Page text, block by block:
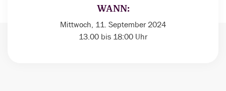
WANN:
Mittwoch, 11. September 2024
13.00 bis 18:00 Uhr